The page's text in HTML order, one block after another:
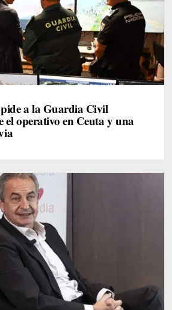
a la Guardia Civil
el operativo en Ceuta y una